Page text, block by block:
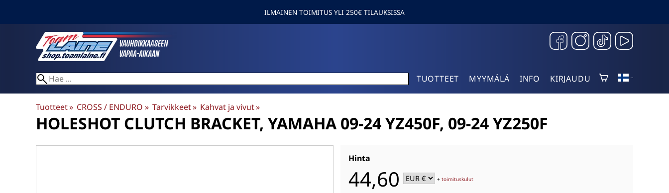
ILMAINEN TOIMITUS YLI 250€ TILAUKSISSA
TUOTTEET MYYMÄLÄ INFO KIRJAUDU
Tuotteet‪» CROSS / ENDURO ‪» Tarvikkeet‪» Kahvat ja vivut‪»
HOLESHOT CLUTCH BRACKET, YAMAHA 09-24 YZ450F, 09-24 YZ250F
Hinta
44,60 +toimituskulut